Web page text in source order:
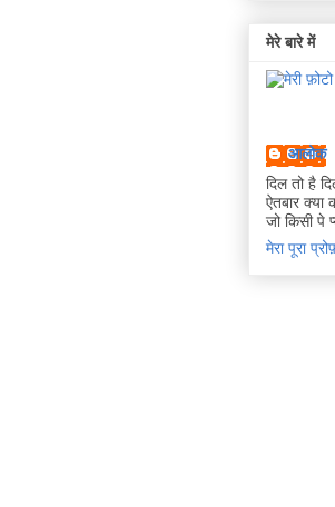
मेरे बारे में
आलोक
दिल तो है
ऐतबार
जो किसी पे
मेरा पूरा